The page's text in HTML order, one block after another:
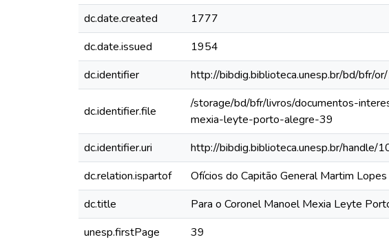
dc.date.created
1777
dc.date.issued
1954
dc.identifier
http://bibdig.biblioteca.unesp.br/bd/bfr/
dc.identifier.file
/storage/bd/bfr/livros/documentos-
mexia-leyte-porto-alegre-39
dc.identifier.uri
http://bibdig.biblioteca.unesp.br/handle/
dc.relation.ispartof
Ofícios do Capitão General Martim
dc.title
Para o Coronel Manoel Mexia Leyte
unesp.firstPage
39